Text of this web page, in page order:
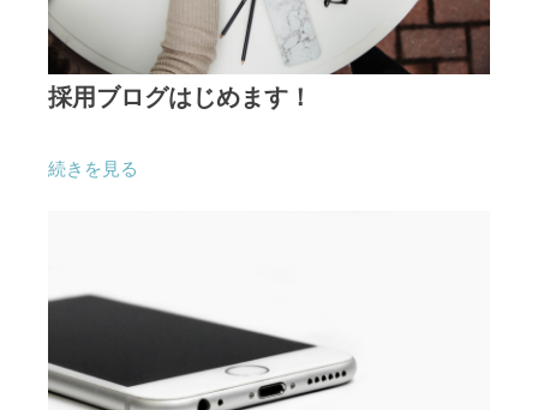
採用ブログはじめます！
続きを見る